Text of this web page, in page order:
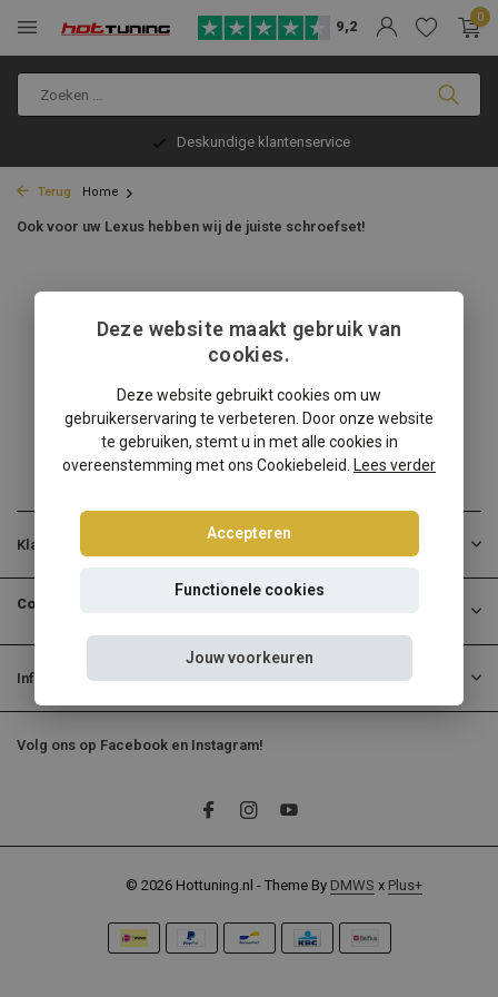
9,2
0
Deskundige klantenservice
Terug Home
Ook voor uw Lexus hebben wij de juiste schroefset!
Klantenservice
Contactgegevens
Informatie
Volg ons op Facebook en Instagram!
© 2026 Hottuning.nl - Theme By DMWS x Plus+
Deze website maakt gebruik van
cookies.
Deze website gebruikt cookies om uw
gebruikerservaring te verbeteren. Door onze website
te gebruiken, stemt u in met alle cookies in
overeenstemming met ons Cookiebeleid.
Lees verder
Accepteren
Functionele cookies
Jouw voorkeuren